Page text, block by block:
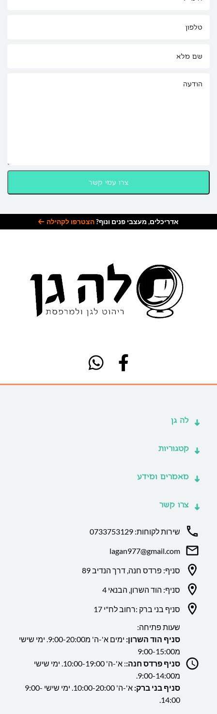
אדריכלים, מעצבי פנים ונוף?הצטרפו לקהילה
לה גן
קטגוריות
מאמרים ומידע
צרו קשר
שירות לקוחות: 0733753129
lagan977@gmail.com
סניף: פרדס חנה, דרך הנדיב 89
סניף: הוד השרון, הבנאי 4
סניף בני ברק :רחוב לח"י 17
שעות פתיחה:
סניף הוד השרון:
ימים א'-ה' מ9:00-20:00. ימי שישי
מ9:00-15:00
סניף פרדס חנה:
: א'-ה' 10:00-19:00. ימי שישי
מ9:00-14:00.
סניף בני ברק:
א'-ה' 10:00-20:00. ימי שישי 9:00-
14:00.